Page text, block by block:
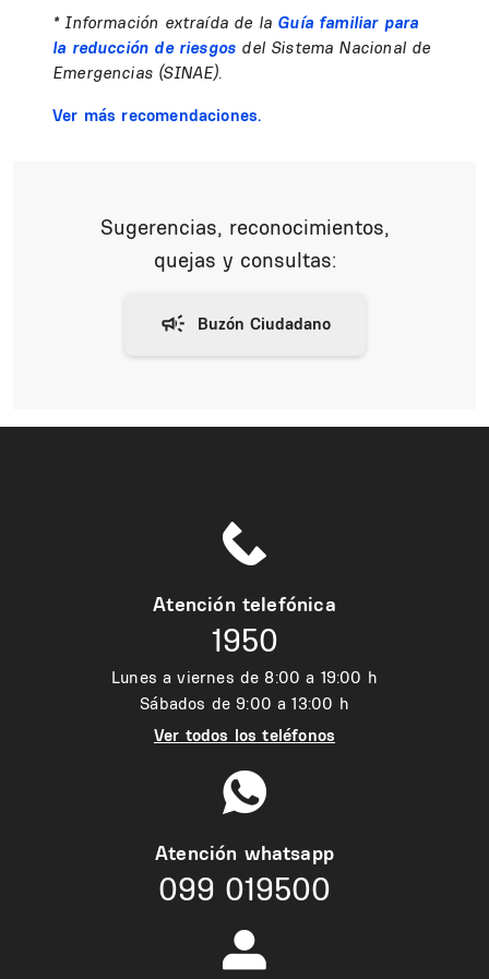
* Información extraída de la Guía familiar para
la reducción de riesgos del Sistema Nacional de
Emergencias (SINAE).
Ver más recomendaciones.
Sugerencias, reconocimientos,
quejas y consultas:
Atención telefónica
1950
Lunes a viernes de 8:00 a 19:00 h
Sábados de 9:00 a 13:00 h
Ver todos los teléfonos
Atención whatsapp
099 019500